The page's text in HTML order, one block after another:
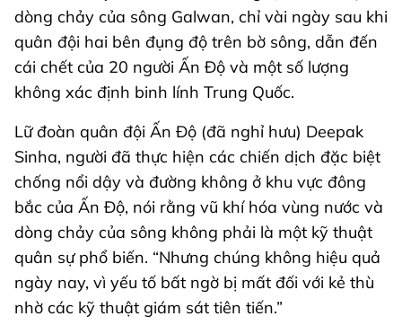
dòng chảy của sông Galwan, chỉ vài ngày sau khi
quân đội hai bên đụng độ trên bờ sông, dẫn đến
cái chết của 20 người Ấn Độ và một số lượng
không xác định binh lính Trung Quốc.
Lữ đoàn quân đội Ấn Độ (đã nghỉ hưu) Deepak
Sinha, người đã thực hiện các chiến dịch đặc biệt
chống nổi dậy và đường không ở khu vực đông
bắc của Ấn Độ, nói rằng vũ khí hóa vùng nước và
dòng chảy của sông không phải là một kỹ thuật
quân sự phổ biến. “Nhưng chúng không hiệu quả
ngày nay, vì yếu tố bất ngờ bị mất đối với kẻ thù
nhờ các kỹ thuật giám sát tiên tiến.”